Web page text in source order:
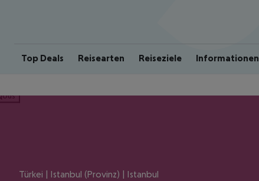
Top Deals Reisearten Reiseziele Informationen
Türkei | Istanbul (Provinz) | Istanbul